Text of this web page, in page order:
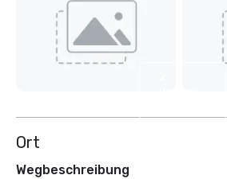
Ort
Wegbeschreibung